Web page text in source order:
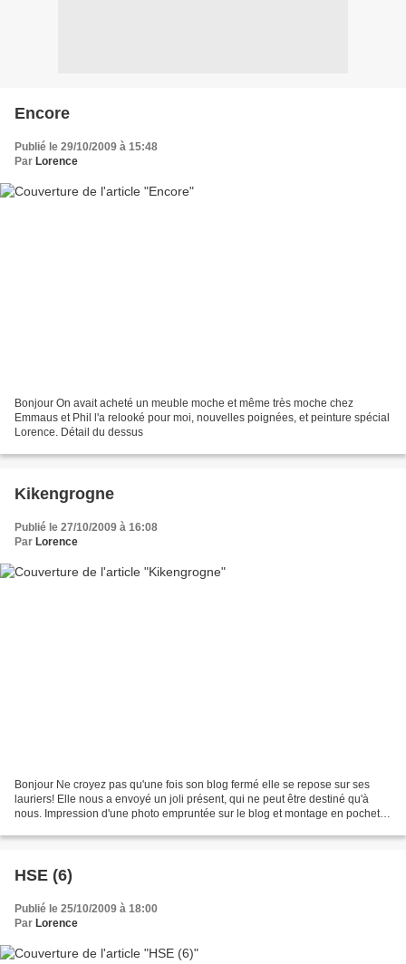
Encore
Publié le 29/10/2009 à 15:48
Par Lorence
Bonjour On avait acheté un meuble moche et même très moche chez
Emmaus et Phil l'a relooké pour moi, nouvelles poignées, et peinture spécial
Lorence. Détail du dessus
Kikengrogne
Publié le 27/10/2009 à 16:08
Par Lorence
Bonjour Ne croyez pas qu'une fois son blog fermé elle se repose sur ses
lauriers! Elle nous a envoyé un joli présent, qui ne peut être destiné qu'à
nous. Impression d'une photo empruntée sur le blog et montage en pochette.
HSE (6)
Publié le 25/10/2009 à 18:00
Par Lorence